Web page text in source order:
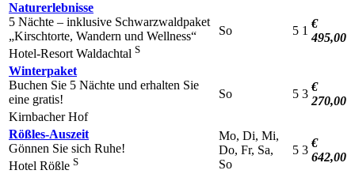
Naturerlebnisse
5 Nächte – inklusive Schwarzwaldpaket
„Kirschtorte, Wandern und Wellness“
Hotel-Resort Waldachtal S
So 5 1
€
495,00
Winterpaket
Buchen Sie 5 Nächte und erhalten Sie
eine gratis!
Kirnbacher Hof
So 5 3
€
270,00
Rößles-Auszeit
Gönnen Sie sich Ruhe!
Hotel Rößle S
Mo, Di, Mi,
Do, Fr, Sa,
So
5 3
€
642,00